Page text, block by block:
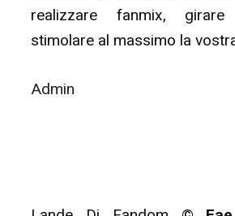
realizzare fanmix,
stimolare al massimo la
Admin